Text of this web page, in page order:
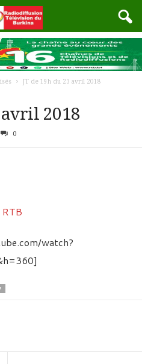
JT de 19h du 23 avril 2018
avril 2018
0
watch?